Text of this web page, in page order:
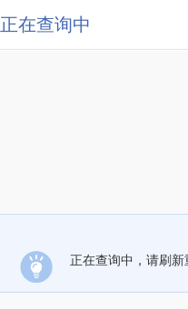
正在查询中
正在查询中，请刷新